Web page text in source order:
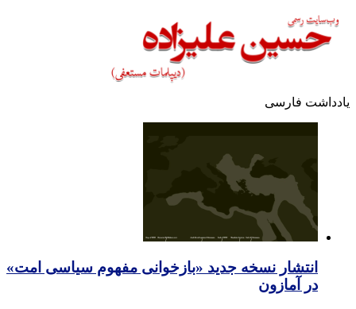
یادداشت فارسی
انتشار نسخه جدید «بازخوانی مفهوم سیاسی امت»
در آمازون